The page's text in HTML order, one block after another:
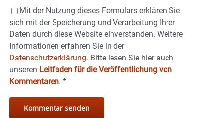
Mit der Nutzung dieses Formulars erklären Sie
sich mit der Speicherung und Verarbeitung Ihrer
Daten durch diese Website einverstanden. Weitere
Informationen erfahren Sie in der
Datenschutzerklärung. Bitte lesen Sie hier auch
unseren Leitfaden für die Veröffentlichung von
Kommentaren. *